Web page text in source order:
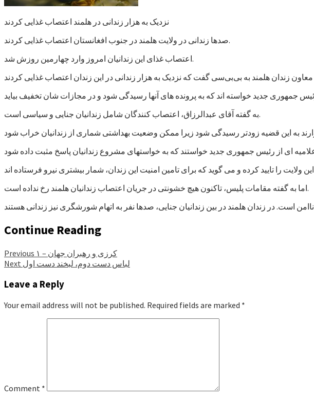
نزدیک به هزار زندانی در هلمند اعتصاب غذایی کردند
صدها زندانی در ولایت هلمند در جنوب افغانستان اعتصاب غذایی کردند.
اعتصاب غذای این زندانیان امروز وارد چهارمین روزش شد.
به گفته آقای عبدالرزاق، اعتصاب کنندگان شامل زندانیان جنایی و سیاسی است.
اما به گفته مقامات پلیس، تاکنون هیچ خشونتی در جریان اعتصاب زندانیان هلمند رخ نداده است.
Continue Reading
Previous
کرزی و رهبران جهان – ۱
Next لباس دست دوم، لبخند دست اول
Leave a Reply
Your email address will not be published. Required fields are marked *
Comment *